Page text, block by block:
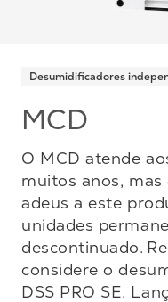
Desumidificadores
MCD
O MCD atende
muitos anos,
adeus a este
unidades
descontinuado.
considere o
DSS PRO SE.